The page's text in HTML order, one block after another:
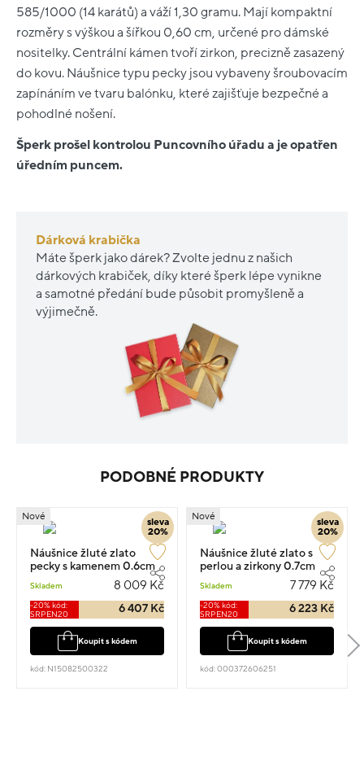
585/1000 (14 karátů) a váží 1,30 gramu. Mají kompaktní
rozměry s výškou a šířkou 0,60 cm, určené pro dámské
nositelky. Centrální kámen tvoří zirkon, precizně zasazený
do kovu. Náušnice typu pecky jsou vybaveny šroubovacím
zapínáním ve tvaru balónku, které zajišťuje bezpečné a
pohodlné nošení.
Šperk prošel kontrolou Puncovního úřadu a je opatřen
úředním puncem.
Dárková krabička
Máte šperk jako dárek? Zvolte jednu z našich
dárkových krabiček, díky které šperk lépe vynikne
a samotné předání bude působit promyšleně a
výjimečně.
PODOBNÉ PRODUKTY
sleva
20%
Nové
Náušnice žluté zlato
pecky s kamenem 0.6cm
Skladem 8 009 Kč
-20% kód:
SRPEN20
6 407 Kč
Koupit s kódem
kód: N15082500322
sleva
20%
Nové
Náušnice žluté zlato s
perlou a zirkony 0.7cm
Skladem 7 779 Kč
-20% kód:
SRPEN20
6 223 Kč
Koupit s kódem
kód: 000372606251